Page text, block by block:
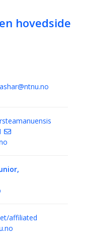
hovedside
affiliated